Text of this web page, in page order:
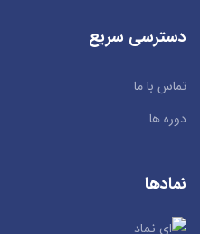
دسترسی سریع
تماس با ما
دوره ها
نمادها